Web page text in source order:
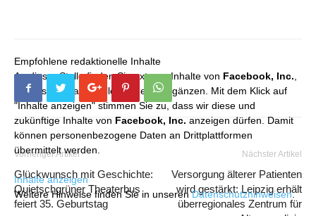
Empfohlene redaktionelle Inhalte
An dieser Stelle finden Sie externe Inhalte von Facebook, Inc.
die unser redaktionelles Angebot ergänzen. Mit dem Klick auf
"Inhalte anzeigen" stimmen Sie zu, dass wir diese und
zukünftige Inhalte von Facebook, Inc. anzeigen dürfen. Damit
können personenbezogene Daten an Drittplattformen
übermittelt werden.
Inhalte anzeigen
Weitere Hinweise finden Sie in unserenDatenschutzhinweisen.
Vorheriger Artikel
Glückwunsch mit Geschichte:
Quietschgrüner Theaterbus
feiert 35. Geburtstag
Nächster Artikel
Versorgung älterer Patienten
wird gestärkt: Leipzig erhält
überregionales Zentrum für